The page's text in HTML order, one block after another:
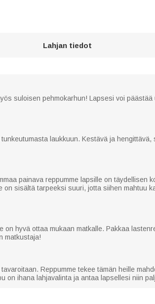
Lahjan tiedot
suloisen pehmokarhun! Lapsesi voi
laukkuun. Kestävä ja hengittävä,
painava reppumme lapsille on täydellisen
sisältä tarpeeksi suuri, jotta siihen mahtuu
hyvä ottaa mukaan matkalle. Pakkaa
matkustaja!
Reppumme tekee tämän heille
on ihana lahjavalinta ja antaa lapsellesi niin